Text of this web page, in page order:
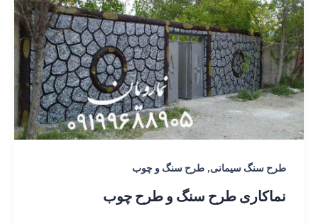
طرح سنگ سیمانی,طرح سنگ و چوب
نماکاری طرح سنگ و طرح چوب